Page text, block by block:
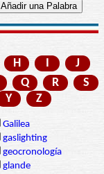
H I
J
Q R
S
Y Z
Galilea
gaslighting
geocronología
glande